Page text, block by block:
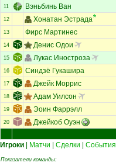
11 Вэньбинь Ван
12 Хонатан Эстрада
13 Фирс Мартинес
14 Денис Одои
15 Лукас Иностроза
16 Синдзё Гукашира
17 Джейк Моррис
18 Адам Уилсон
19 Эоин Фаррэлл
20 Джейкоб Оуэн
Игроки
Матчи Сделки События
Показатели команды: